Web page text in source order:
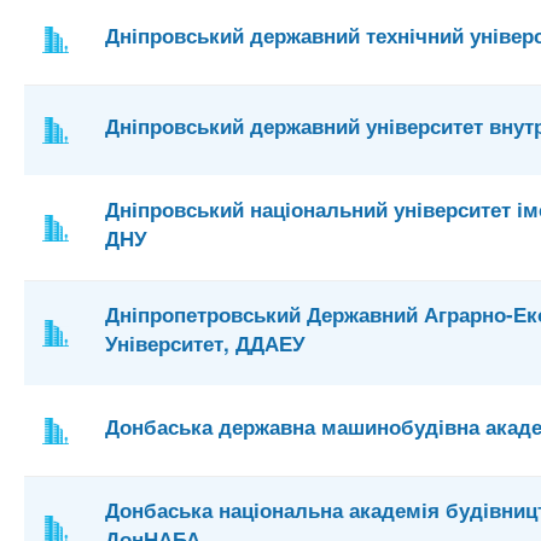
Дніпровський державний технічний
Дніпровський державний університет
Дніпровський національний університет
ДНУ
Дніпропетровський Державний Аграрно-
Університет, ДДАЕУ
Донбаська державна машинобудівна
Донбаська національна академія